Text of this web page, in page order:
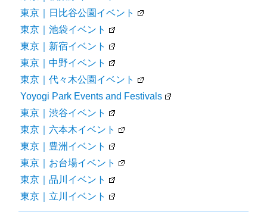
東京｜日比谷公園イベント
東京｜池袋イベント
東京｜新宿イベント
東京｜中野イベント
東京｜代々木公園イベント
Yoyogi Park Events and Festivals
東京｜渋谷イベント
東京｜六本木イベント
東京｜豊洲イベント
東京｜お台場イベント
東京｜品川イベント
東京｜立川イベント